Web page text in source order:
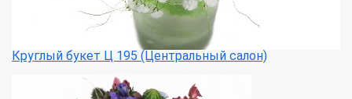
Круглый букет Ц 195 (Центральный салон)